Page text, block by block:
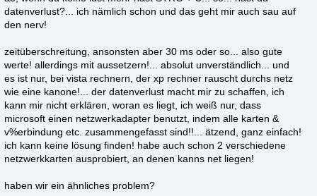
datenverlust?... ich nämlich schon und das geht mir auch sau auf
den nerv!
zeitüberschreitung, ansonsten aber 30 ms oder so... also gute
werte! allerdings mit aussetzern!... absolut unverständlich... und
es ist nur, bei vista rechnern, der xp rechner rauscht durchs netz
wie eine kanone!... der datenverlust macht mir zu schaffen, ich
kann mir nicht erklären, woran es liegt, ich weiß nur, dass
microsoft einen netzwerkadapter benutzt, indem alle karten &
v%erbindung etc. zusammengefasst sind!!... ätzend, ganz einfach!
ich kann keine lösung finden! habe auch schon 2 verschiedene
netzwerkkarten ausprobiert, an denen kanns net liegen!
haben wir ein ähnliches problem?